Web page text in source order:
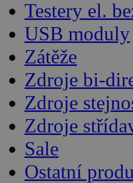
Testery el.
USB moduly
Zátěže
Zdroje bi-
Zdroje
Zdroje
Sale
Ostatní